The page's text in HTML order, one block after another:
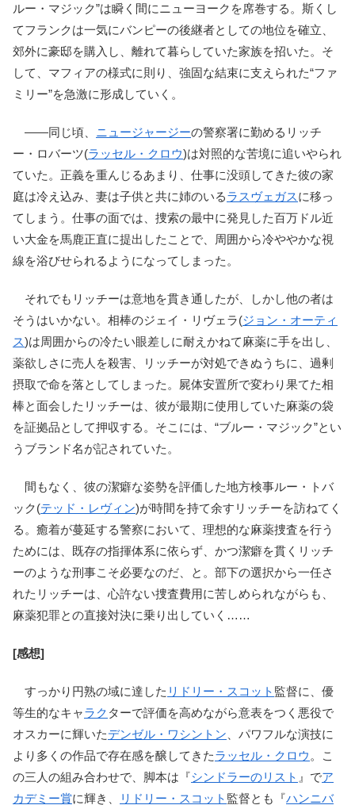
ルー・マジック”は瞬く間にニューヨークを席巻する。斯くし
てフランクは一気にバンピーの後継者としての地位を確立、
郊外に豪邸を購入し、離れて暮らしていた家族を招いた。そ
して、マフィアの様式に則り、強固な結束に支えられた“ファ
ミリー”を急激に形成していく。
――同じ頃、 ニュージャージーの警察署に勤めるリッチ
ー・ロバーツ(ラッセル・クロウ)は対照的な苦境に追いやられ
ていた。正義を重んじるあまり、仕事に没頭してきた彼の家
庭は冷え込み、妻は子供と共に姉のいるラスヴェガスに移っ
てしまう。仕事の面では、捜索の最中に発見した百万ドル近
い大金を馬鹿正直に提出したことで、周囲から冷ややかな視
線を浴びせられるようになってしまった。
それでもリッチーは意地を貫き通したが、しかし他の者は
そうはいかない。相棒のジェイ・リヴェラ(ジョン・オーティ
ス)は周囲からの冷たい眼差しに耐えかねて麻薬に手を出し、
薬欲しさに売人を殺害、リッチーが対処できぬうちに、過剰
摂取で命を落としてしまった。屍体安置所で変わり果てた相
棒と面会したリッチーは、彼が最期に使用していた麻薬の袋
を証拠品として押収する。そこには、“ブルー・マジック”とい
うブランド名が記されていた。
間もなく、彼の潔癖な姿勢を評価した地方検事ルー・トバ
ック(テッド・レヴィン)が時間を持て余すリッチーを訪ねてく
る。癒着が蔓延する警察において、理想的な麻薬捜査を行う
ためには、既存の指揮体系に依らず、かつ潔癖を貫くリッチ
ーのような刑事こそ必要なのだ、と。部下の選択から一任さ
れたリッチーは、心許ない捜査費用に苦しめられながらも、
麻薬犯罪との直接対決に乗り出していく……
[感想]
すっかり円熟の域に達した リドリー・スコット 監督に、優
等生的なキャラク ターで評価を高めながら意表をつく悪役で
オスカーに輝いたデンゼル・ワシントン 、パワフルな演技に
より多くの作品で存在感を醸してきたラッセル・クロウ 。こ
の三人の組み合わせで、脚本は『シンドラーのリスト 』でア
カデミー賞に輝き、 リドリー・スコット 監督とも『ハンニバ